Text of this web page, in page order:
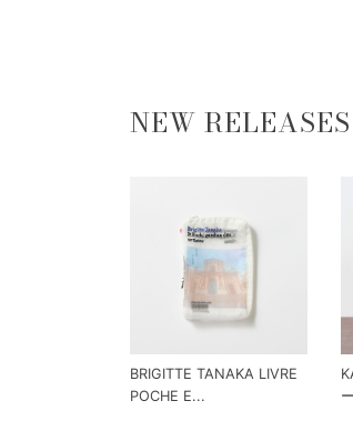
NEW RELEASES
BRIGITTE TANAKA LIVRE
POCHE E...